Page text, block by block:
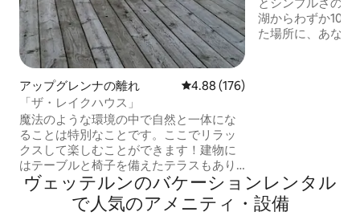
アップグレンナの離れ レビュー176件、5つ星中4.88つ
4.88 (176)
「ザ・レイクハウス」
魔法のような環境の中で自然と一体にな
ることは特別なことです。ここでリラッ
クスして楽しむことができます！建物に
はテーブルと椅子を備えたテラスもあり
ます。 建物は2023年に建てられ、建築資
材は地元で生産され、家具と電子機器は
再利用されており、可能な限り小さな気
湖からわずか100
た場所に、あなた
バイスをさせてい
ヴェッテルンのバケーションレンタル
で人気のアメニティ・設備